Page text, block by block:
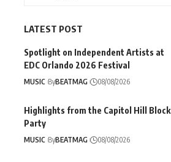
LATEST POST
Spotlight on Independent Artists at
EDC Orlando 2026 Festival
MUSIC ByBEATMAG 08/08/2026
Highlights from the Capitol Hill Block
Party
MUSIC ByBEATMAG 08/08/2026